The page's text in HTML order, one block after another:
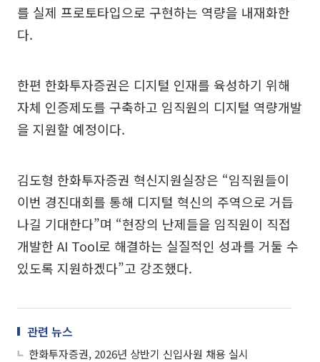
를 실제 프로토타입으로 구현하는 역량을 내재화한
다.
한편 한화투자증권은 디지털 인재를 육성하기 위해
자체 인증제도를 구축하고 임직원의 디지털 역량개발
을 지원할 예정이다.
김도형 한화투자증권 혁신지원실장은 “임직원들이
이번 경진대회를 통해 디지털 혁신의 주역으로 거듭
나길 기대한다”며 “현장의 난제들을 임직원이 직접
개발한 AI Tool로 해결하는 실질적인 성과를 거둘 수
있도록 지원하겠다”고 강조했다.
관련 뉴스
한화투자증권, 2026년 상반기 신입사원 채용 실시